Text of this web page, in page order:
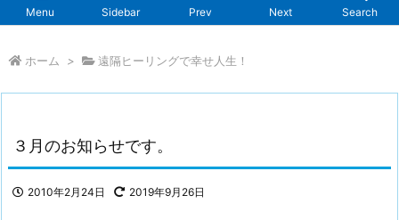
Menu Sidebar Prev Next Search
ホーム > 遠隔ヒーリングで幸せ人生！
３月のお知らせです。
2010年2月24日 2019年9月26日